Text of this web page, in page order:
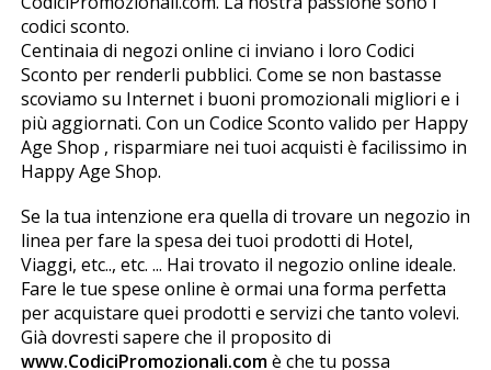
codici sconto.
Centinaia di negozi online ci inviano i loro Codici
Sconto per renderli pubblici. Come se non bastasse
scoviamo su Internet i buoni promozionali migliori e i
più aggiornati. Con un Codice Sconto valido per Happy
Age Shop , risparmiare nei tuoi acquisti è facilissimo in
Happy Age Shop.
Se la tua intenzione era quella di trovare un negozio in
linea per fare la spesa dei tuoi prodotti di Hotel,
Viaggi, etc.., etc. ... Hai trovato il negozio online ideale.
Fare le tue spese online è ormai una forma perfetta
per acquistare quei prodotti e servizi che tanto volevi.
Già dovresti sapere che il proposito di
www.CodiciPromozionali.comè che tu possa